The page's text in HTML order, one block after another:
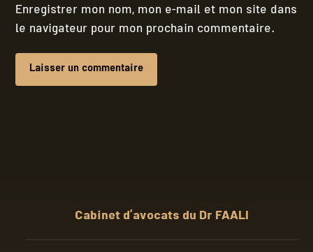
Enregistrer mon nom, mon e-mail et mon site dans
le navigateur pour mon prochain commentaire.
Laisser un commentaire
Cabinet d’avocats du Dr FAALI